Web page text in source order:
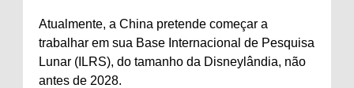
Atualmente, a China pretende começar a
trabalhar em sua Base Internacional de Pesquisa
Lunar (ILRS), do tamanho da Disneylândia, não
antes de 2028.